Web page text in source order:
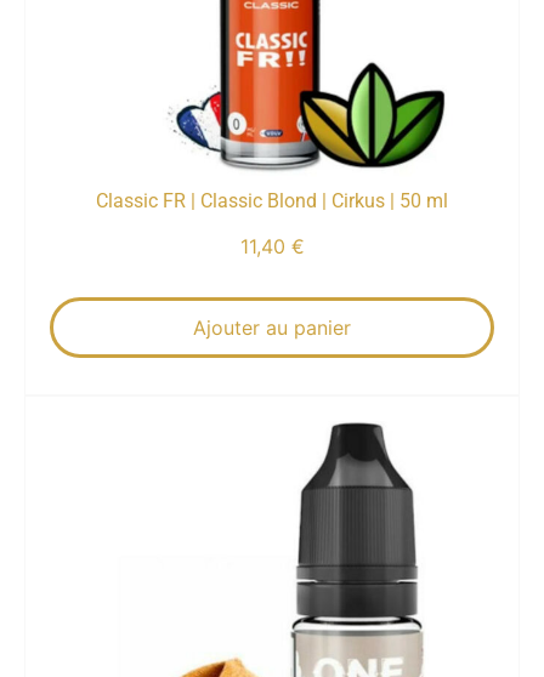
Classic FR | Classic Blond | Cirkus | 50 ml
11,40 €
Ajouter au panier